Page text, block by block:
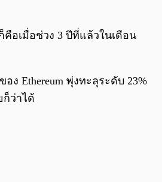
อเมื่อช่วง 3 ปีที่แล้วในเดือน
Ethereum พุ่งทะลุระดับ 23%
ว่าได้